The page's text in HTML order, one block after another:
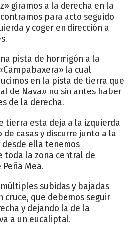
giramos a la derecha en la
para acto seguido
y coger en dirección a
pista de hormigón a la
la cual
en la pista de tierra que
de Nava» no sin antes haber
de la derecha.
tierra esta deja a la izquierda
casas y discurre junto a la
ella tenemos
toda la zona central de
Mea.
subidas y bajadas
cruce, que debemos seguir
y dejando la de la
a un eucaliptal.